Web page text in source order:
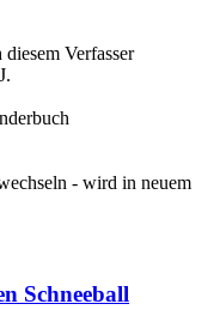
diesem Verfasser
- wird in neuem
Schneeball